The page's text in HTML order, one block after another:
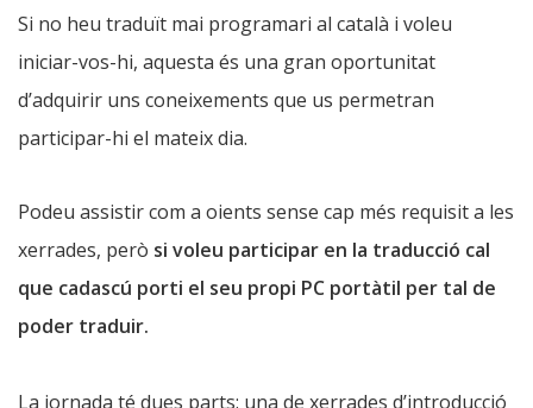
Si no heu traduït mai programari al català i voleu
iniciar-vos-hi, aquesta és una gran oportunitat
d’adquirir uns coneixements que us permetran
participar-hi el mateix dia.
Podeu assistir com a oients sense cap més requisit a les
xerrades, però si voleu participar en la traducció cal
que cadascú porti el seu propi PC portàtil per tal de
poder traduir.
La jornada té dues parts: una de xerrades d’introducció